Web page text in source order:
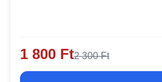
1 800 Ft2 300 Ft